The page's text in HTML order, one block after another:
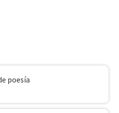
poesía